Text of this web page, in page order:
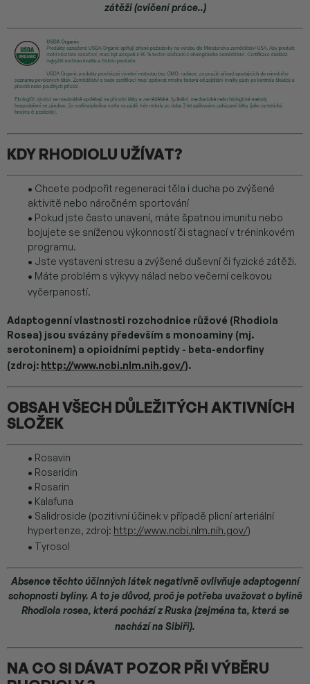
zátěži (cvičení práce..)
KDY RHODIOLU UŽÍVAT?
• Chcete podpořit regeneraci těla i ducha po zvýšené
aktivitě nebo náročném sportování
• Pokud jste často unavení, máte špatnou imunitu nebo
bojujete se sníženou výkonností či stagnací v tréninkovém
programu.
• Jste vystaveni stresu a zvýšené duševní či fyzické zátěži.
• Máte problém s výkyvy nálad nebo večerní celkovou
vyčerpaností.
Adaptogenní vlastnosti rozchodnice růžové (Rhodiola
Rosea) jsou svázány především s monoaminy (mj.
serotoninem) a opioidními peptidy - beta-endorfiny
(zdroj: http://www.ncbi.nlm.nih.gov/).
OBSAH VŠECH DŮLEŽITÝCH AKTIVNÍCH
SLOŽEK
• Rosavin
• Rosaridin
• Rosarin
• Kalafuna
• Salidroside (pozitivní účinek v případě plicní arteriální
hypertenze, zdroj: http://www.ncbi.nlm.nih.gov/)
• Tyrosol
Absence těchto účinných látek negativně ovlivňuje adaptogenní
schopnosti byliny. A to je důvod, proč je potřeba uvažovat o bylině
Rhodiola rosea, která pochází z Ruska (zejména ta, která se
nachází na Sibiři).
NA CO SI DÁVAT POZOR PŘI VÝBĚRU